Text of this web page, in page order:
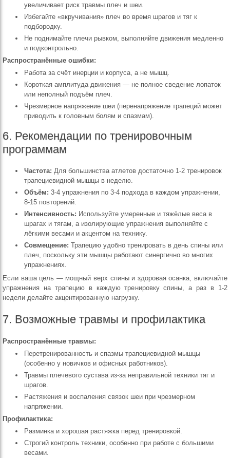
увеличивает риск травмы плеч и шеи.
Избегайте «вкручивания» плеч во время шрагов и тяг к
подбородку.
Не поднимайте плечи рывком, выполняйте движения медленно
и подконтрольно.
Распространённые ошибки:
Работа за счёт инерции и корпуса, а не мышц.
Короткая амплитуда движения — не полное сведение лопаток
или неполный подъём плеч.
Чрезмерное напряжение шеи (перенапряжение трапеций может
приводить к головным болям и спазмам).
6. Рекомендации по тренировочным
программам
Частота: Для большинства атлетов достаточно 1-2 тренировок
трапециевидной мышцы в неделю.
Объём: 3-4 упражнения по 3-4 подхода в каждом упражнении,
8-15 повторений.
Интенсивность: Используйте умеренные и тяжёлые веса в
шрагах и тягам, а изолирующие упражнения выполняйте с
лёгкими весами и акцентом на технику.
Совмещение: Трапецию удобно тренировать в день спины или
плеч, поскольку эти мышцы работают синергично во многих
упражнениях.
Если ваша цель — мощный верх спины и здоровая осанка, включайте
упражнения на трапецию в каждую тренировку спины, а раз в 1-2
недели делайте акцентированную нагрузку.
7. Возможные травмы и профилактика
Распространённые травмы:
Перетренированность и спазмы трапециевидной мышцы
(особенно у новичков и офисных работников).
Травмы плечевого сустава из-за неправильной техники тяг и
шрагов.
Растяжения и воспаления связок шеи при чрезмерном
напряжении.
Профилактика:
Разминка и хорошая растяжка перед тренировкой.
Строгий контроль техники, особенно при работе с большими
весами.